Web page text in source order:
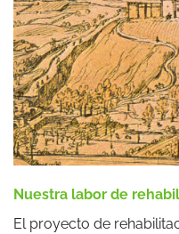
Nuestra labor de
El proyecto de